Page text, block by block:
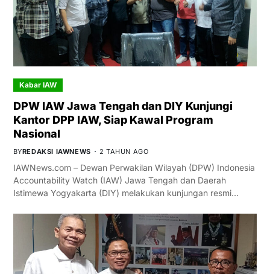
Kabar IAW
DPW IAW Jawa Tengah dan DIY Kunjungi
Kantor DPP IAW, Siap Kawal Program
Nasional
BYREDAKSI IAWNEWS 2 TAHUN AGO
IAWNews.com – Dewan Perwakilan Wilayah (DPW) Indonesia
Accountability Watch (IAW) Jawa Tengah dan Daerah
Istimewa Yogyakarta (DIY) melakukan kunjungan resmi…